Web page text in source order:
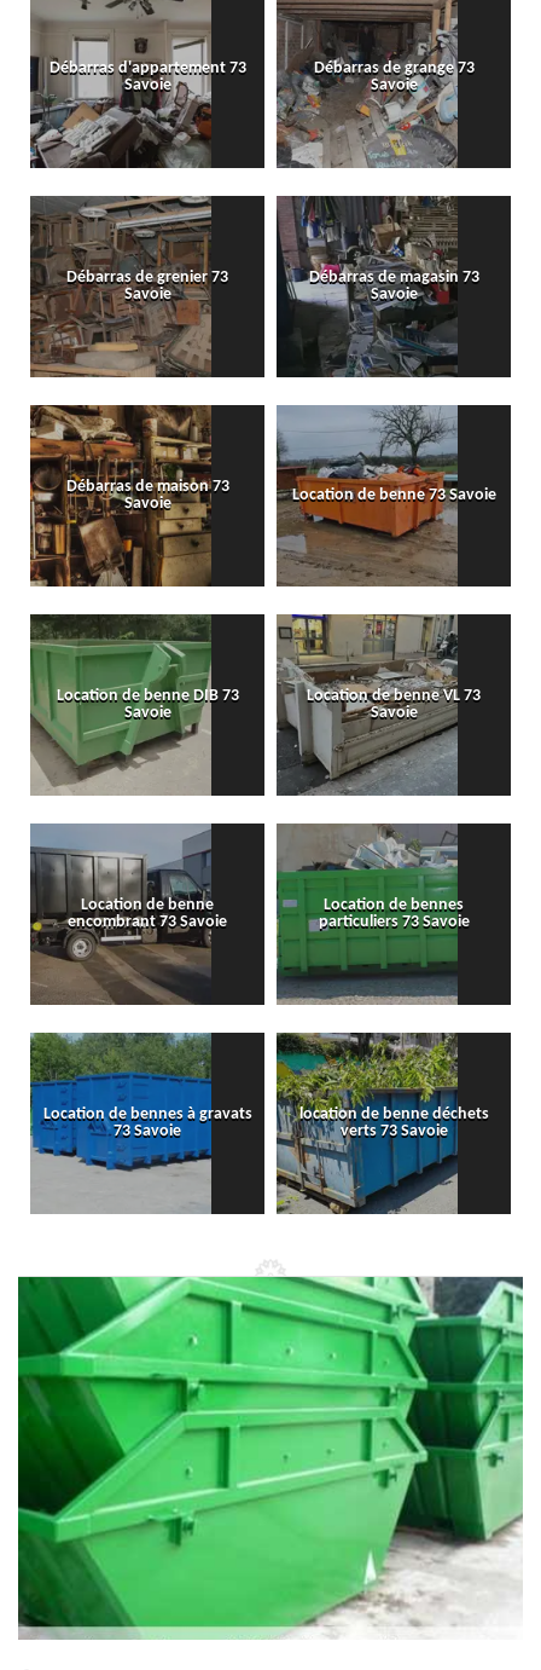
Débarras d'appartement 73
Savoie
Débarras de grange 73
Savoie
Débarras de grenier 73
Savoie
Débarras de magasin 73
Savoie
Débarras de maison 73
Savoie
Location de benne 73 Savoie
Location de benne DIB 73
Savoie
Location de benne VL 73
Savoie
Location de benne
encombrant 73 Savoie
Location de bennes
particuliers 73 Savoie
Location de bennes à gravats
73 Savoie
location de benne déchets
verts 73 Savoie